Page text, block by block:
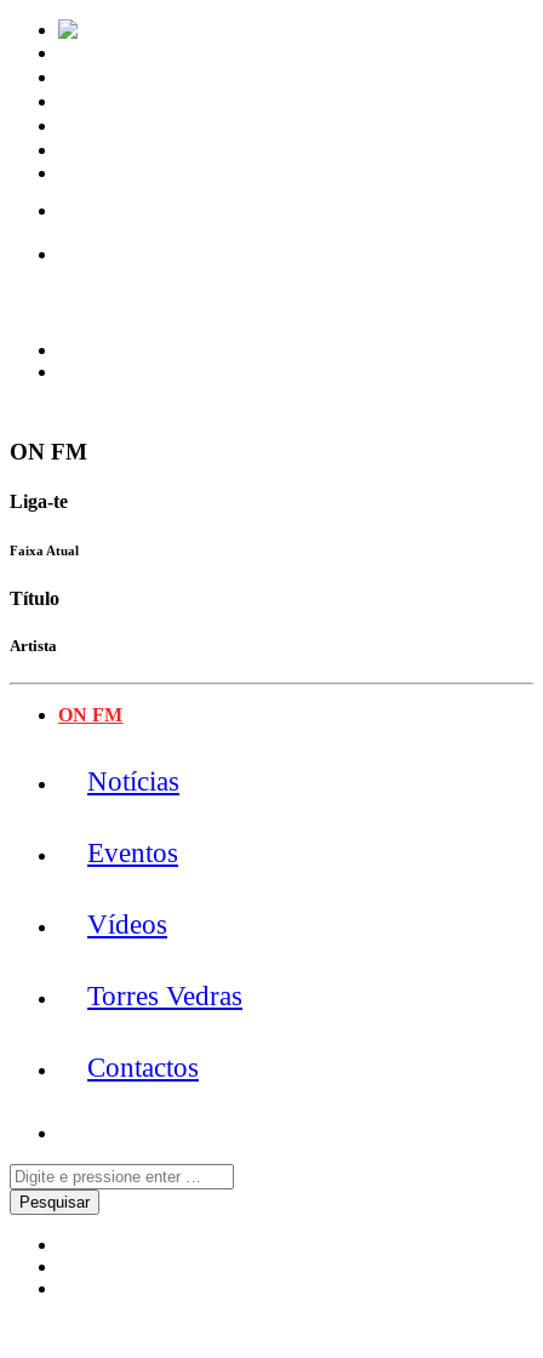
ON FM
Liga-te
Faixa Atual
Título
Artista
ON FM
Notícias
Eventos
Vídeos
Torres Vedras
Contactos